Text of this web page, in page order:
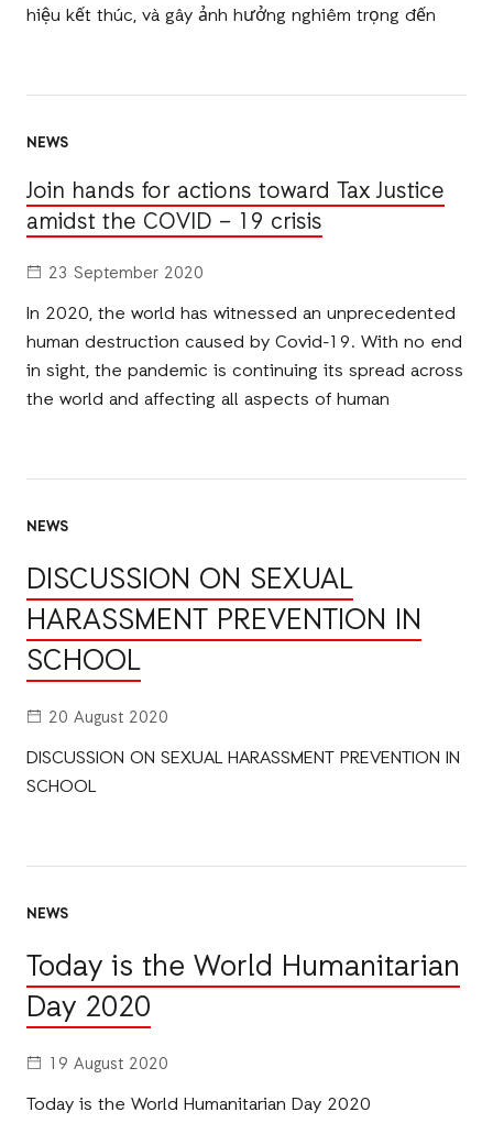
hiệu kết thúc, và gây ảnh hưởng nghiêm trọng đến
NEWS
Join hands for actions toward Tax Justice
amidst the COVID – 19 crisis
23 September 2020
In 2020, the world has witnessed an unprecedented
human destruction caused by Covid-19. With no end
in sight, the pandemic is continuing its spread across
the world and affecting all aspects of human
NEWS
DISCUSSION ON SEXUAL
HARASSMENT PREVENTION IN
SCHOOL
20 August 2020
DISCUSSION ON SEXUAL HARASSMENT PREVENTION IN
SCHOOL
NEWS
Today is the World Humanitarian
Day 2020
19 August 2020
Today is the World Humanitarian Day 2020